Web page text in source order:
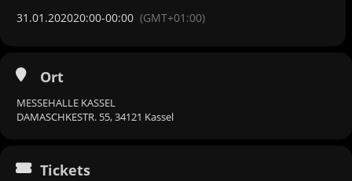
31.01.202020:00-00:00 (GMT+01:00)
Ort
MESSEHALLE KASSEL
DAMASCHKESTR. 55, 34121 Kassel
Tickets